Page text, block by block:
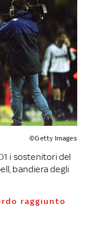
©Getty Images
i sostenitori del
bandiera degli
raggiunto